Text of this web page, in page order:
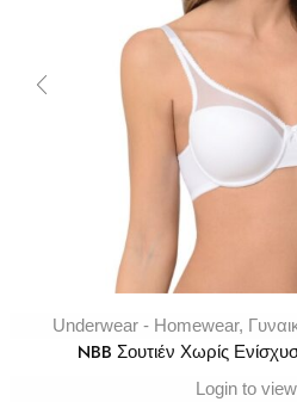
Underwear - Homewear,
NBB Σουτιέν Χωρίς
Login to